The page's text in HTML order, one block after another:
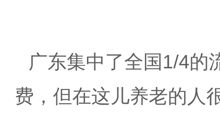
广东集中了全国 1/4的
费，但在这儿养老的人